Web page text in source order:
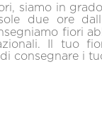
siamo in
due ore
fiori
Il tuo
consegnare i